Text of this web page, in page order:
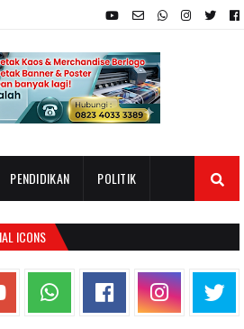
PENDIDIKAN POLITIK
ICONS